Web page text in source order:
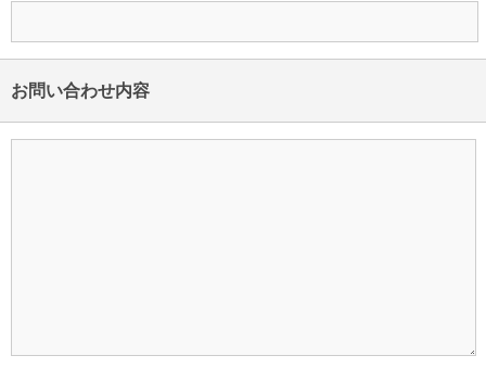
お問い合わせ内容